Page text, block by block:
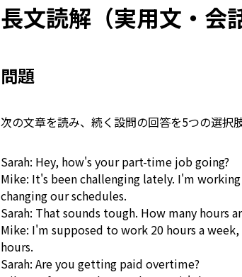
長文読解（実用文・会
問題
次の文章を読み、続く設問の回答を5つの選択
Sarah: Hey, how's your part-time job going?
Mike: It's been challenging lately. I'm
changing our schedules.
Sarah: That sounds tough. How many hours
Mike: I'm supposed to work 20 hours a
hours.
Sarah: Are you getting paid overtime?